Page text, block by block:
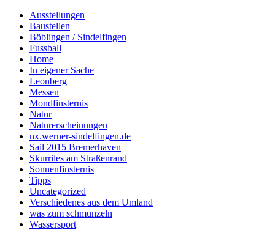
Ausstellungen
Baustellen
Böblingen / Sindelfingen
Fussball
Home
In eigener Sache
Leonberg
Messen
Mondfinsternis
Natur
Naturerscheinungen
nx.werner-sindelfingen.de
Sail 2015 Bremerhaven
Skurriles am Straßenrand
Sonnenfinsternis
Tipps
Uncategorized
Verschiedenes aus dem Umland
was zum schmunzeln
Wassersport